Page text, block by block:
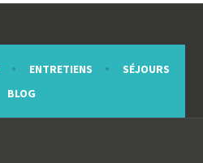
ENTRETIENS
SÉJOURS
BLOG